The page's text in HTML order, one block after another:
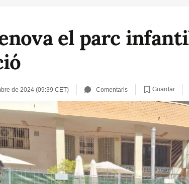
el parc
de 2024 (09:39 CET) Comentaris Guardar